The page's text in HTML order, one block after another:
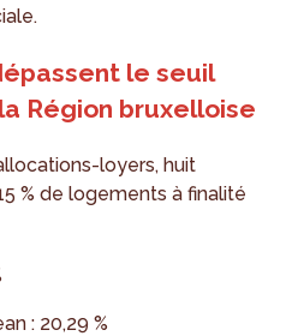
le seuil
Région bruxelloise
loyers, huit
% de logements à finalité
: 20,29 %